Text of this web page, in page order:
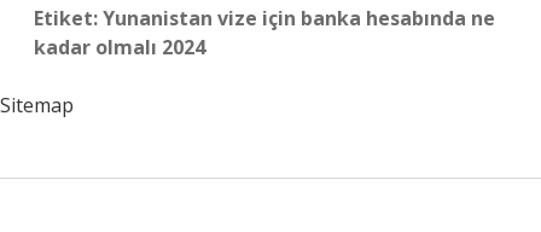
Etiket:Yunanistan vize için banka hesabında ne
kadar olmalı 2024
Sitemap